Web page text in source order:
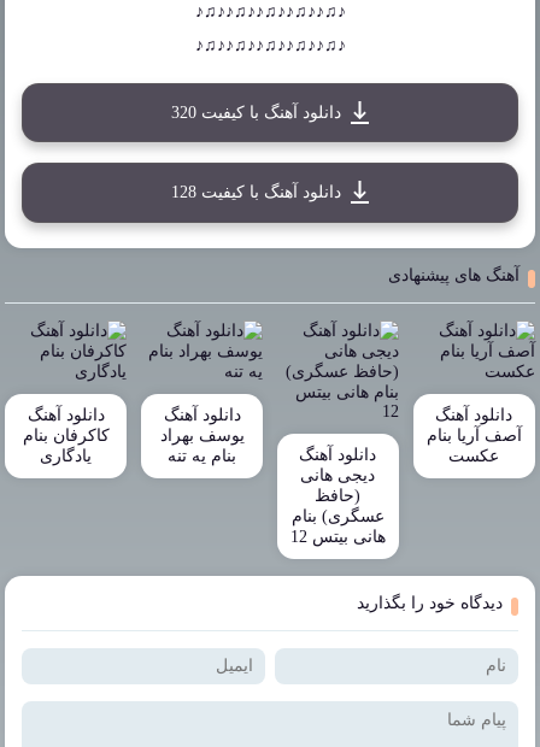
♪♫♪♪♫♪♪♫♪♪♫♪♪♫♪
♪♫♪♪♫♪♪♫♪♪♫♪♪♫♪
دانلود آهنگ با کیفیت 320
دانلود آهنگ با کیفیت 128
آهنگ های پیشنهادی
دانلود آهنگ
آصف آریا بنام
عکست
دانلود آهنگ
دیجی هانی
(حافظ
عسگری) بنام
هانی بیتس 12
دانلود آهنگ
یوسف بهراد
بنام یه تنه
دانلود آهنگ
کاکرفان بنام
یادگاری
دیدگاه خود را بگذارید